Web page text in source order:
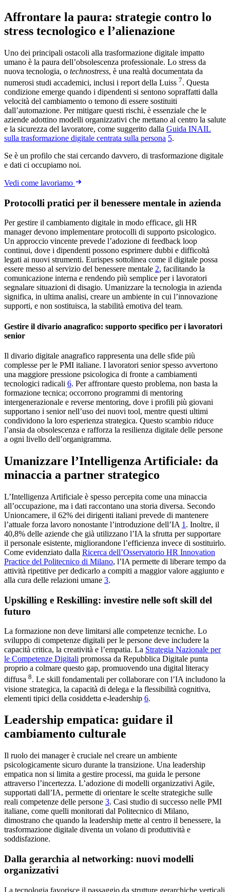
Affrontare la paura: strategie contro lo
stress tecnologico e l’alienazione
Uno dei principali ostacoli alla trasformazione digitale impatto
umano è la paura dell’obsolescenza professionale. Lo stress da
nuova tecnologia, o technostress, è una realtà documentata da
numerosi studi accademici, inclusi i report della Luiss 7. Questa
condizione emerge quando i dipendenti si sentono sopraffatti dalla
velocità del cambiamento o temono di essere sostituiti
dall’automazione. Per mitigare questi rischi, è essenziale che le
aziende adottino modelli organizzativi che mettano al centro la salute
e la sicurezza del lavoratore, come suggerito dalla Guida INAIL
sulla trasformazione digitale centrata sulla persona 5.
Se è un profilo che stai cercando davvero, di trasformazione digitale
e dati ci occupiamo noi.
Vedi come lavoriamo
Protocolli pratici per il benessere mentale in azienda
Per gestire il cambiamento digitale in modo efficace, gli HR
manager devono implementare protocolli di supporto psicologico.
Un approccio vincente prevede l’adozione di feedback loop
continui, dove i dipendenti possono esprimere dubbi e difficoltà
legati ai nuovi strumenti. Eurispes sottolinea come il digitale possa
essere messo al servizio del benessere mentale 2, facilitando la
comunicazione interna e rendendo più semplice per i lavoratori
segnalare situazioni di disagio. Umanizzare la tecnologia in azienda
significa, in ultima analisi, creare un ambiente in cui l’innovazione
supporti, e non sostituisca, la stabilità emotiva del team.
Gestire il divario anagrafico: supporto specifico per i lavoratori
senior
Il divario digitale anagrafico rappresenta una delle sfide più
complesse per le PMI italiane. I lavoratori senior spesso avvertono
una maggiore pressione psicologica di fronte a cambiamenti
tecnologici radicali 6. Per affrontare questo problema, non basta la
formazione tecnica; occorrono programmi di mentoring
intergenerazionale e reverse mentoring, dove i profili più giovani
supportano i senior nell’uso dei nuovi tool, mentre questi ultimi
condividono la loro esperienza strategica. Questo scambio riduce
l’ansia da obsolescenza e rafforza la resilienza digitale delle persone
a ogni livello dell’organigramma.
Umanizzare l’Intelligenza Artificiale: da
minaccia a partner strategico
L’Intelligenza Artificiale è spesso percepita come una minaccia
all’occupazione, ma i dati raccontano una storia diversa. Secondo
Unioncamere, il 62% dei dirigenti italiani prevede di mantenere
l’attuale forza lavoro nonostante l’introduzione dell’IA 1 . Inoltre, il
40,8% delle aziende che già utilizzano l’IA la sfrutta per supportare
il personale esistente, migliorandone l’efficienza invece di sostituirlo.
Come evidenziato dalla Ricerca dell’Osservatorio HR Innovation
Practice del Politecnico di Milano, l’IA permette di liberare tempo da
attività ripetitive per dedicarlo a compiti a maggior valore aggiunto e
alla cura delle relazioni umane 3.
Upskilling e Reskilling: investire nelle soft skill del
futuro
La formazione non deve limitarsi alle competenze tecniche. Lo
sviluppo di competenze digitali per le persone deve includere la
capacità critica, la creatività e l’empatia. La Strategia Nazionale per
le Competenze Digitali promossa da Repubblica Digitale punta
proprio a colmare questo gap, promuovendo una digital literacy
diffusa 8. Le skill fondamentali per collaborare con l’IA includono la
visione strategica, la capacità di delega e la flessibilità cognitiva,
elementi tipici della cosiddetta e-leadership 6.
Leadership empatica: guidare il
cambiamento culturale
Il ruolo dei manager è cruciale nel creare un ambiente
psicologicamente sicuro durante la transizione. Una leadership
empatica non si limita a gestire processi, ma guida le persone
attraverso l’incertezza. L’adozione di modelli organizzativi Agile,
supportati dall’IA, permette di orientare le scelte strategiche sulle
reali competenze delle persone 3. Casi studio di successo nelle PMI
italiane, come quelli monitorati dal Politecnico di Milano,
dimostrano che quando la leadership mette al centro il benessere, la
trasformazione digitale diventa un volano di produttività e
soddisfazione.
Dalla gerarchia al networking: nuovi modelli
organizzativi
La tecnologia favorisce il passaggio da strutture gerarchiche verticali